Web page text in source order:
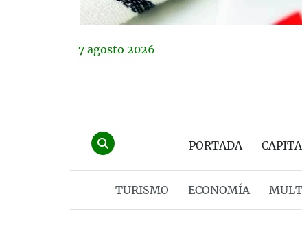
7 agosto 2026
PORTADA
TURISMO ECONOMÍA